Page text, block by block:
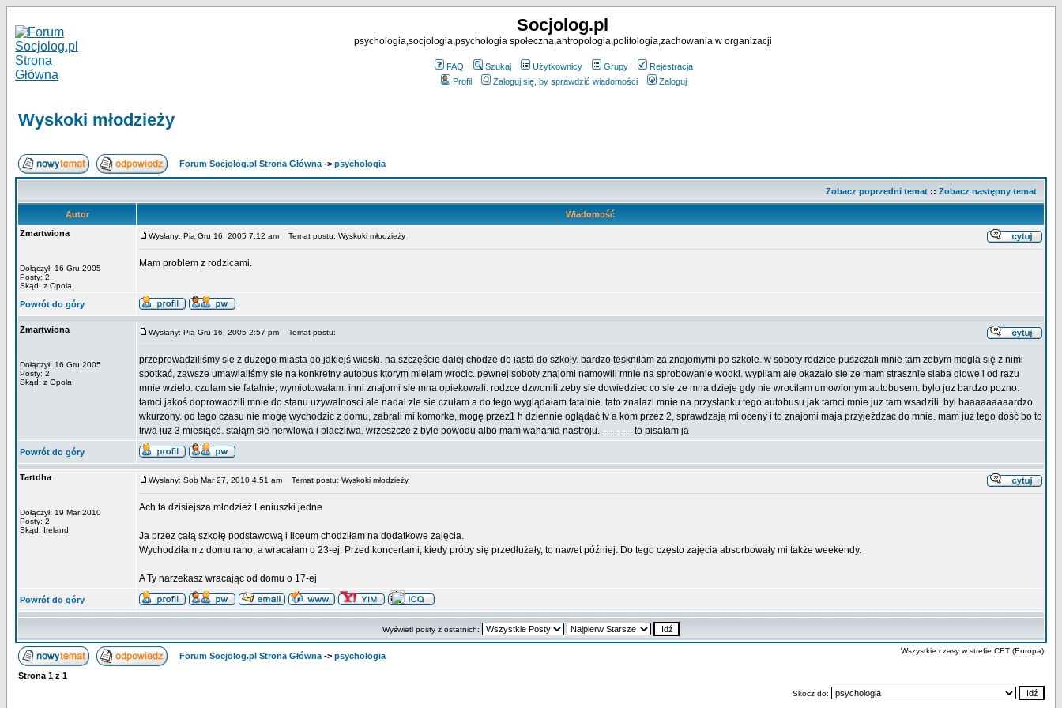
Socjolog.pl
psychologia,socjologia,psychologia społeczna,antropologia,politologia,zachowania w organizacji
FAQ Szukaj Użytkownicy Grupy
Rejestracja
Profil
Zaloguj się, by sprawdzić wiadomości Zaloguj
Wyskoki młodzieży
Forum Socjolog.pl Strona Główna -> psychologia
Zobacz poprzedni temat :: Zobacz następny temat
Autor
Wiadomość
Zmartwiona
Dołączył: 16 Gru 2005
Posty: 2
Skąd: z Opola
Wysłany: Pią Gru 16, 2005 7:12 am Temat postu: Wyskoki młodzieży
Mam problem z rodzicami.
Powrót do góry
Zmartwiona
Dołączył: 16 Gru 2005
Posty: 2
Skąd: z Opola
Wysłany: Pią Gru 16, 2005 2:57 pm Temat postu:
przeprowadziliśmy sie z dużego miasta do jakiejś wioski. na szczęście dalej chodze do iasta do szkoły. bardzo tesknilam za znajomymi po szkole. w soboty rodzice puszczali mnie tam zebym mogla się z nimi
spotkać, zawsze umawialiśmy sie na konkretny autobus ktorym mielam wrocic. pewnej soboty znajomi namowili mnie na sprobowanie wodki. wypilam ale okazalo sie ze mam strasznie slaba glowe i od razu
mnie wzielo. czulam sie fatalnie, wymiotowałam. inni znajomi sie mna opiekowali. rodzce dzwonili zeby sie dowiedziec co sie ze mna dzieje gdy nie wrocilam umowionym autobusem. bylo juz bardzo pozno.
tamci jakoś doprowadzili mnie do stanu uzywalnosci ale nadal zle sie czułam a do tego wyglądałam fatalnie. tato znalazl mnie na przystanku tego autobusu jak tamci mnie juz tam wsadzili. byl baaaaaaaaardzo
wkurzony. od tego czasu nie mogę wychodzic z domu, zabrali mi komorke, mogę przez1 h dziennie oglądać tv a kom przez 2, sprawdzają mi oceny i to znajomi maja przyjeżdzac do mnie. mam juz tego dość bo to
trwa juz 3 miesiące. stałąm sie nerwlowa i placzliwa. wrzeszcze z byle powodu albo mam wahania nastroju.-----------to pisałam ja
Powrót do góry
Tartdha
Dołączył: 19 Mar 2010
Posty: 2
Skąd: Ireland
Wysłany: Sob Mar 27, 2010 4:51 am Temat postu: Wyskoki młodzieży
Ach ta dzisiejsza młodzież Leniuszki jedne
Ja przez całą szkołę podstawową i liceum chodziłam na dodatkowe zajęcia.
Wychodziłam z domu rano, a wracałam o 23-ej. Przed koncertami, kiedy próby się przedłużały, to nawet później. Do tego często zajęcia absorbowały mi także weekendy.
A Ty narzekasz wracając od domu o 17-ej
Powrót do góry
Wyświetl posty z ostatnich:
Forum Socjolog.pl Strona Główna -> psychologia
Wszystkie czasy w strefie CET (Europa)
Strona 1 z 1
Skocz do: